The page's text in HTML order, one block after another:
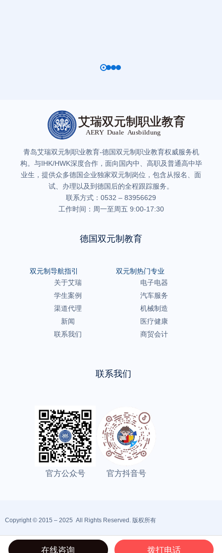
青岛艾瑞双元制职业教育-德国双元制职业教育权威服务机
构。与IHK/HWK深度合作，面向国内中、高职及普通高中毕
业生，提供众多德国企业独家双元制岗位，包含从报名、面
试、办理以及到德国后的全程跟踪服务。
联系方式：0532 – 83956629
工作时间：周一至周五 9:00-17:30
德国双元制教育
双元制导航指引
关于艾瑞
学生案例
渠道代理
新闻
联系我们
双元制热门专业
电子电器
汽车服务
机械制造
医疗健康
商贸会计
联系我们
官方公众号 官方抖音号
Copyright © 2015 – 2025 All Rights Reserved. 版权所有
鲁ICP备2021015857号
鲁公网安备37021202001743号
站点地图
在线咨询 拨打电话